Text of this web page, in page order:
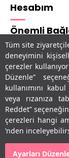
Tüm site
deneyimini
çerezler
Düzenle”
kullanımını
veya rızanıza
Reddet”
çerezleri hangi
’nden
Ayarları
Hesabım
Önemli
Adres &